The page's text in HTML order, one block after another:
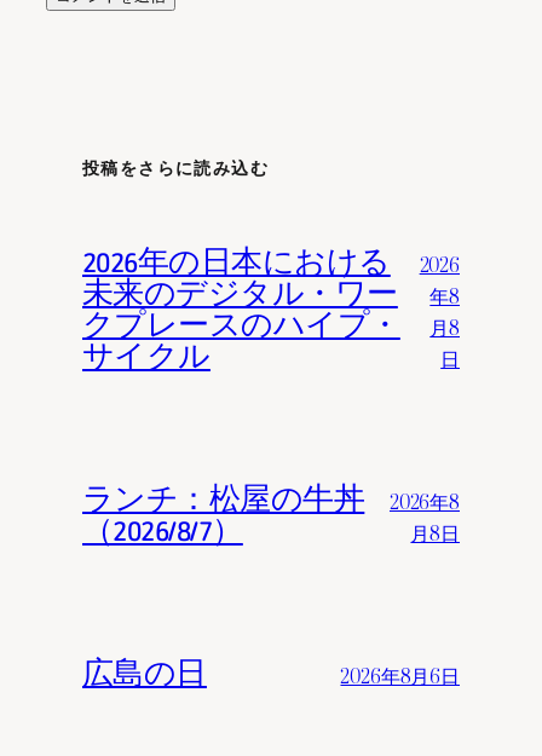
投稿をさらに読み込む
2026年の日本における
未来のデジタル・ワー
クプレースのハイプ・
サイクル
2026
年8
月8
日
ランチ：松屋の牛丼
（2026/8/7）
2026年8
月8日
広島の日 2026年8月6日